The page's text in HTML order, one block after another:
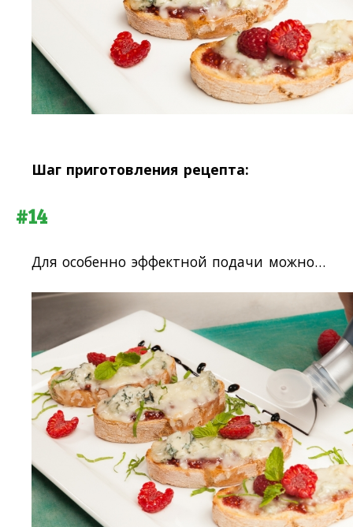
Шаг приготовления рецепта:
#14
Для особенно эффектной подачи можно…